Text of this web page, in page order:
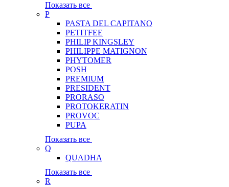
Показать все
P
PASTA DEL CAPITANO
PETITFEE
PHILIP KINGSLEY
PHILIPPE MATIGNON
PHYTOMER
POSH
PREMIUM
PRESIDENT
PRORASO
PROTOKERATIN
PROVOC
PUPA
Показать все
Q
QUADHA
Показать все
R